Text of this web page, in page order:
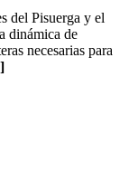
del Pisuerga y el
dinámica de
necesarias para